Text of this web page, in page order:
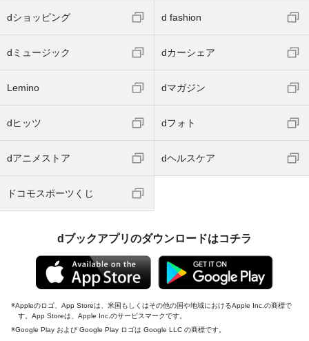
dショッピング d fashion
dミュージック dカーシェア
Lemino dマガジン
dヒッツ dフォト
dアニメストア dヘルスケア
ドコモスポーツくじ
dブックアプリのダウンロードはコチラ
Appleのロゴ、App Storeは、米国もしくはその他の国や地域におけるApple Inc.の商標で
す。App Storeは、Apple Inc.のサービスマークです。
Google Play および Google Play ロゴは Google LLC の商標です。